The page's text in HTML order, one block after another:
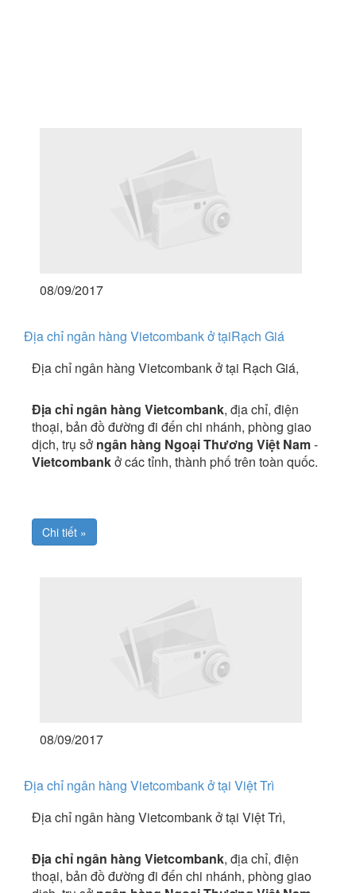
08/09/2017
Địa chỉ ngân hàng Vietcombank ở tạiRạch Giá
Địa chỉ ngân hàng Vietcombank ở tại Rạch Giá,
Địa chỉ ngân hàng Vietcombank, địa chỉ, điện
thoại, bản đồ đường đi đến chi nhánh, phòng giao
dịch, trụ sở ngân hàng Ngoại Thương Việt Nam-
Vietcombankở các tỉnh, thành phố trên toàn quốc.
Chi tiết »
08/09/2017
Địa chỉ ngân hàng Vietcombank ở tại Việt Trì
Địa chỉ ngân hàng Vietcombank ở tại Việt Trì,
Địa chỉ ngân hàng Vietcombank, địa chỉ, điện
thoại, bản đồ đường đi đến chi nhánh, phòng giao